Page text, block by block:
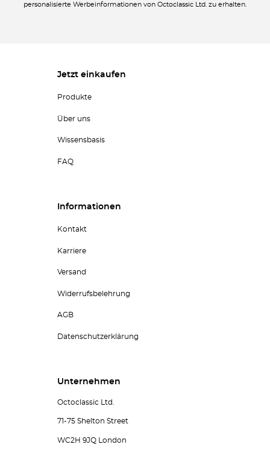
personalisierte Werbeinformationen von Octoclassic Ltd. zu erhalten.
Jetzt einkaufen
Produkte
Über uns
Wissensbasis
FAQ
Informationen
Kontakt
Karriere
Versand
Widerrufsbelehrung
AGB
Datenschutzerklärung
Unternehmen
Octoclassic Ltd.
71-75 Shelton Street
WC2H 9JQ London